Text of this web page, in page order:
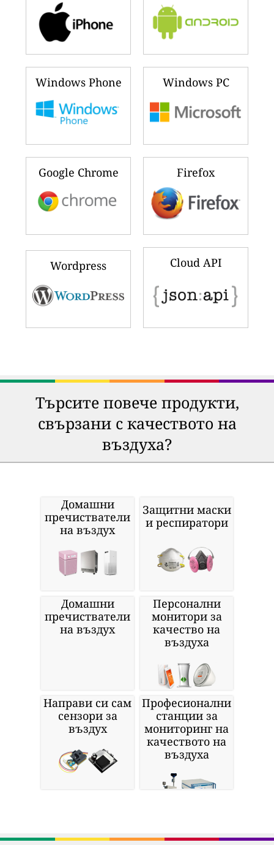
Windows Phone Windows PC
Google Chrome Firefox
Wordpress Cloud API
Търсите повече продукти,
свързани с качеството на
въздуха?
Домашни
пречистватели
на въздух
Защитни маски
и респиратори
Домашни
пречистватели
на въздух
Персонални
монитори за
качество на
въздуха
Направи си сам
сензори за
въздух
Професионални
станции за
мониторинг на
качеството на
въздуха